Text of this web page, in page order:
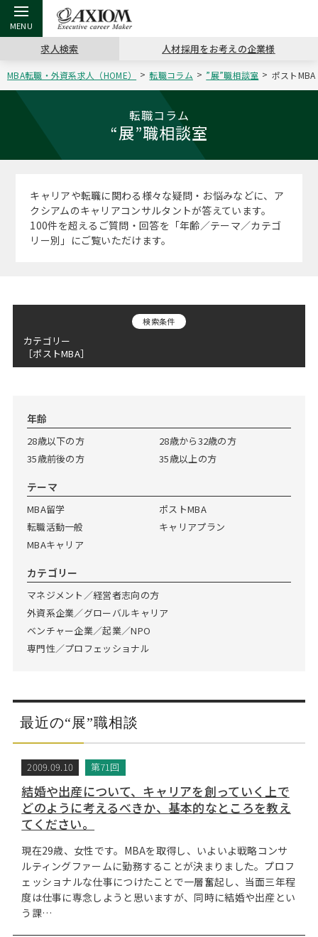
戻る
アクシアムの特長
戻る
サービス案内
戻る
戻る
キャリア支援 TOP
キャリアデザイン講座
（最新求人市場動向）
戻る
ステージ別アドバイス
MBAの転職事例
MBA留学生数の推移
戻る
インターン受入企業一覧
年齢と年収の相関図
戻る
転職ツール TOP
英文レジュメの書き方
戻る
日本語履歴書テンプレート
戻る
転職コラム TOP
“展”職相談室
コンサルティングの現場から
戻る
イベント・セミナー TOP
キャリアデザインセミナー
ジョブフェア
プロ経営者の特別セミナー
Career Talk Live
戻る
会社概要 TOP
アクセス
求人検索 人材採用をお考えの企業様
MBA転職・外資系求人（HOME） 転職コラム ”展”職相談室 ポストMBA
転職コラム
“展”職相談室
キャリアや転職に関わる様々な疑問・お悩みなどに、ア
クシアムのキャリアコンサルタントが答えています。
100件を超えるご質問・回答を「年齢／テーマ／カテゴ
リー別」にご覧いただけます。
検索条件
カテゴリー
［ポストMBA］
年齢
28歳以下の方
28歳から32歳の方
35歳前後の方
35歳以上の方
テーマ
MBA留学
ポストMBA
転職活動一般
キャリアプラン
MBAキャリア
カテゴリー
マネジメント／経営者志向の方
外資系企業／グローバルキャリア
ベンチャー企業／起業／NPO
専門性／プロフェッショナル
最近の“展”職相談
2009.09.10 第71回
結婚や出産について、キャリアを創っていく上で
どのように考えるべきか、基本的なところを教え
てください。
現在29歳、女性です。MBAを取得し、いよいよ戦略コンサ
ルティングファームに勤務することが決まりました。プロフ
ェッショナルな仕事につけたことで一層奮起し、当面三年程
度は仕事に専念しようと思いますが、同時に結婚や出産とい
う課…